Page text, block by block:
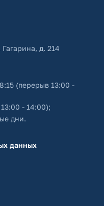
д. 214
(перерыв 13:00 -
- 14:00);
дни.
данных